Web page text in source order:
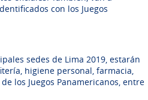
con los Juegos
sedes de Lima 2019, estarán
higiene personal, farmacia,
los Juegos Panamericanos, entre